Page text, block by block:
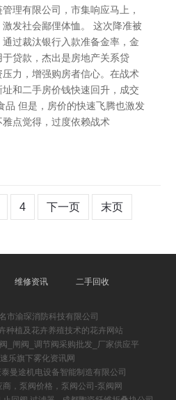
理有限公司，市集响应马上，
发社会鄙俚体恤。 这次降准被
过裁汰银行入款准备金率，金
贷款，杰出是房地产关系贷
力，增强购房者信心。在战术
和二手房价钱快速回升，成交
品 但是，房价的快速飞腾也激发
点觉得，过度依赖战术
4 下一页 末页
维修资讯 二手回收
市渝琛消防科技有限公司
种植及花卉养殖技术的花卉网站
_闸阀_调节阀采购批发_厂家供应平
乐旗下雾化资讯网
曼途机电设备智能制造有限公司
，泵阀价格，泵阀公司-泵阀网